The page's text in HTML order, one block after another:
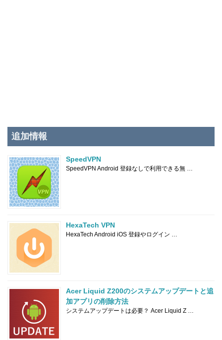
追加情報
SpeedVPN
SpeedVPN Android 登録なしで利用できる無 …
HexaTech VPN
HexaTech Android iOS 登録やログイン …
Acer Liquid Z200のシステムアップデートと追
加アプリの削除方法
システムアップデートは必要？ Acer Liquid Z …